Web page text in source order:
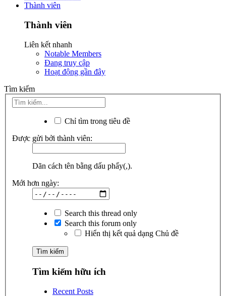
Thành viên
Thành viên
Liên kết nhanh
Notable Members
Đang truy cập
Hoạt động gần đây
Tìm kiếm
Chỉ tìm trong tiêu đề
Được gửi bởi thành viên:
Dãn cách tên bằng dấu phẩy(,).
Mới hơn ngày:
Search this thread only
Search this forum only
Hiển thị kết quả dạng Chủ đề
Tìm kiếm hữu ích
Recent Posts